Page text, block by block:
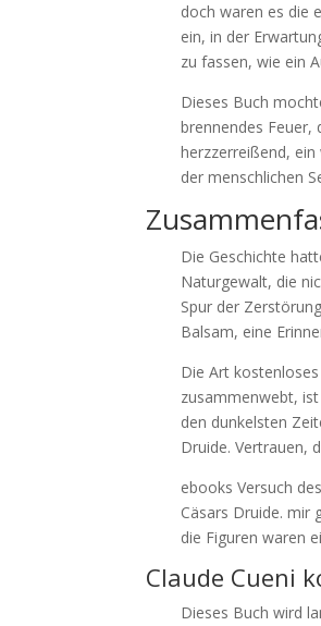
doch waren es die
ein, in der
zu fassen, wie ein
Dieses Buch
brennendes Feuer,
herzzerreißend,
der menschlichen
Die Geschichte
Naturgewalt, die
Spur der
Balsam, eine
Die Art
zusammenwebt,
den dunkelsten
Druide. Vertrauen,
ebooks Versuch
Cäsars Druide. mir
die Figuren waren
Claude Cueni
Dieses Buch wird